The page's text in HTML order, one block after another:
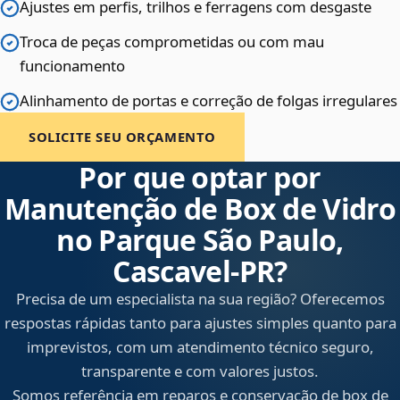
Ajustes em perfis, trilhos e ferragens com desgaste
Troca de peças comprometidas ou com mau
funcionamento
Alinhamento de portas e correção de folgas irregulares
SOLICITE SEU ORÇAMENTO
Por que optar por
Manutenção de Box de Vidro
no Parque São Paulo,
Cascavel‑PR?
Precisa de um especialista na sua região? Oferecemos
respostas rápidas tanto para ajustes simples quanto para
imprevistos, com um atendimento técnico seguro,
transparente e com valores justos.
Somos referência em reparos e conservação de box de